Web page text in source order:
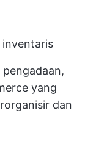
inventaris
yang
dan